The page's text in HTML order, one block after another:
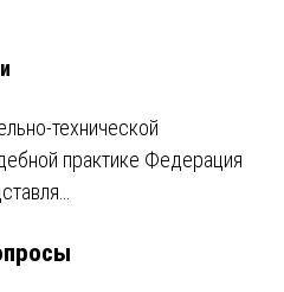
технической
практике Федерация